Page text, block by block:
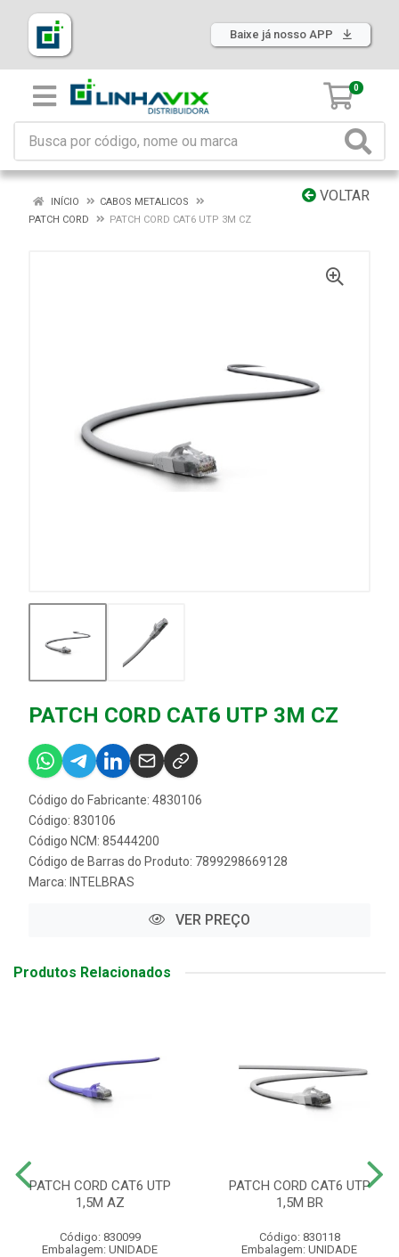
Baixe já nosso APP
0
VOLTAR
INÍCIO
CABOS METALICOS
PATCH CORD
PATCH CORD CAT6 UTP 3M CZ
PATCH CORD CAT6 UTP 3M CZ
Código do Fabricante: 4830106
Código: 830106
Código NCM: 85444200
Código de Barras do Produto: 7899298669128
Marca: INTELBRAS
VER PREÇO
Produtos Relacionados
PATCH CORD CAT6 UTP
1,5M AZ
Código: 830099
Embalagem: UNIDADE
PATCH CORD CAT6 UTP
1,5M BR
Código: 830118
Embalagem: UNIDADE